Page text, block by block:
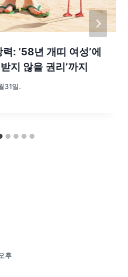
: ’58년 개띠 여성’에
지 않을 권리’까지
31일.
후